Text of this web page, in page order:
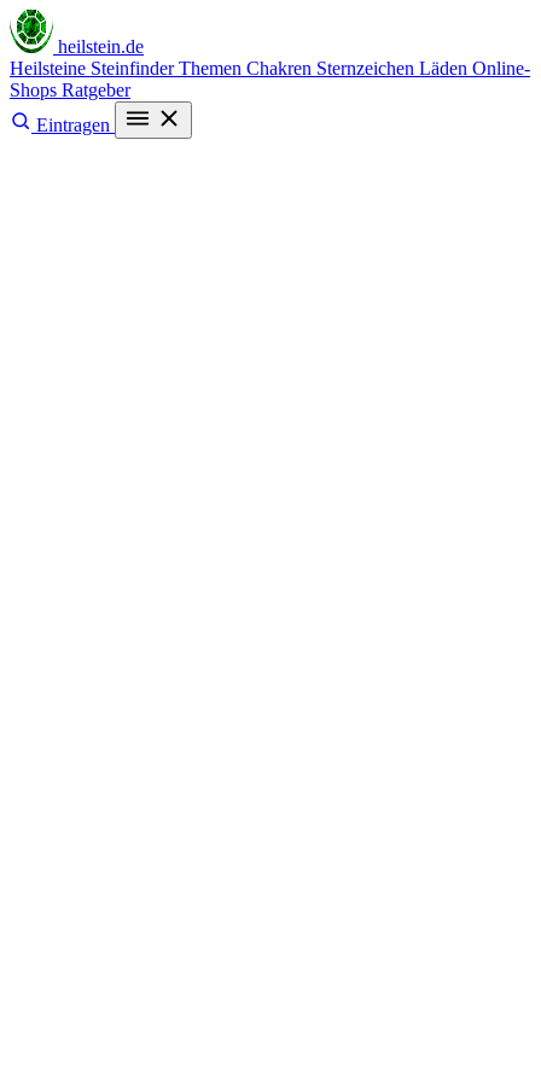
heilstein.de
Heilsteine SteinfinderThemen Chakren Sternzeichen Läden Online-
Shops Ratgeber
Eintragen